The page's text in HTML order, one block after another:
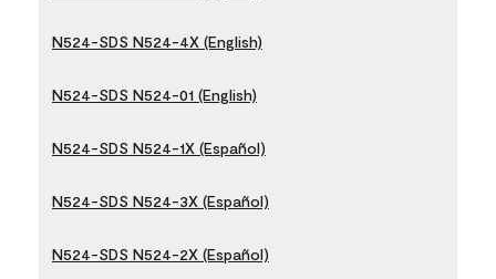
N524-SDS N524-4X (English)
N524-SDS N524-01 (English)
N524-SDS N524-1X (Español)
N524-SDS N524-3X (Español)
N524-SDS N524-2X (Español)